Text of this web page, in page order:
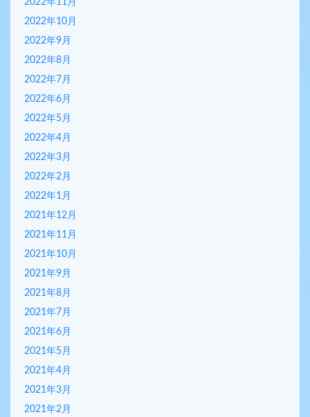
2022年11月
2022年10月
2022年9月
2022年8月
2022年7月
2022年6月
2022年5月
2022年4月
2022年3月
2022年2月
2022年1月
2021年12月
2021年11月
2021年10月
2021年9月
2021年8月
2021年7月
2021年6月
2021年5月
2021年4月
2021年3月
2021年2月